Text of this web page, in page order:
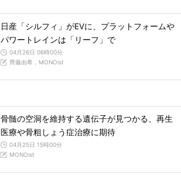
日産「シルフィ」がEVに、プラットフォームや
パワートレインは「リーフ」で
04月26日 06時00分
齊藤由希，MONOist
骨髄の空洞を維持する遺伝子が見つかる、再生
医療や骨粗しょう症治療に期待
04月25日 15時00分
MONOist